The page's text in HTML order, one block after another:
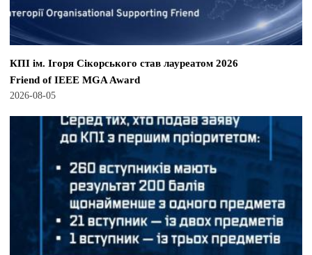
КПІ ім. Ігоря Сікорського став лауреатом 2026
Friend of IEEE MGA Award
2026-08-05